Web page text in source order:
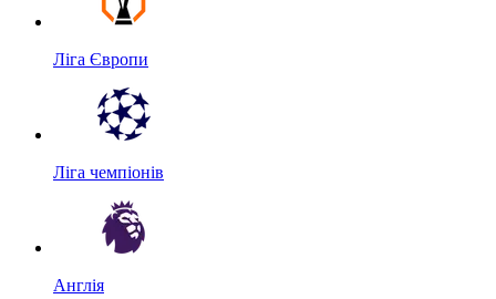
Ліга Європи
Ліга чемпіонів
Англія